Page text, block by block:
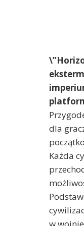
dla
Każda